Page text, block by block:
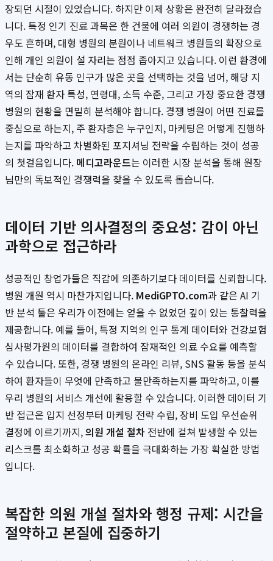
장되던 시절이 있었습니다. 하지만 이제 상황은 완전히 달라졌습
니다. 특정 인기 진료 과목은 한 건물에 여러 의원이 경쟁하는 경
우도 흔하며, 대형 병원의 분원이나 네트워크 병원들의 확장으로
인해 개인 의원이 설 자리는 점점 좁아지고 있습니다. 이런 환경에
서는 단순히 유동 인구가 많은 곳을 선택하는 것을 넘어, 해당 지
역의 잠재 환자 특성, 연령대, 소득 수준, 그리고 가장 중요한 경쟁
병원의 현황을 면밀히 분석해야 합니다. 경쟁 병원이 어떤 진료를
중심으로 하는지, 주 환자층은 누구인지, 마케팅은 어떻게 진행하
는지를 파악하고 차별화된 포지셔닝 전략을 수립하는 것이 성공
의 첫걸음입니다. 메디고라운드는 이러한 시장 분석을 통해 원장
님만의 독보적인 경쟁력을 찾을 수 있도록 돕습니다.
데이터 기반 의사결정의 중요성: 감이 아닌
과학으로 접근하라
성공적인 창업가들은 직감에 의존하기보다 데이터를 신뢰합니다.
병원 개원 역시 마찬가지입니다. MediGPTO.com과 같은 AI 기
반 분석 툴은 우리가 이전에는 얻을 수 없었던 깊이 있는 통찰력을
제공합니다. 예를 들어, 특정 지역의 인구 통계 데이터와 건강보험
심사평가원의 데이터를 결합하여 잠재적인 의료 수요를 예측할
수 있습니다. 또한, 경쟁 병원의 온라인 리뷰, SNS 활동 등을 분석
하여 환자들이 무엇에 만족하고 불만족하는지를 파악하고, 이를
우리 병원의 서비스 개선에 활용할 수 있습니다. 이러한 데이터 기
반 접근은 입지 선정부터 마케팅 전략 수립, 장비 도입 우선순위
결정에 이르기까지,의원 개설 절차 전반에 걸쳐 발생할 수 있는
리스크를 최소화하고 성공 확률을 극대화하는 가장 확실한 방법
입니다.
복잡한 의원 개설 절차와 행정 규제: 시간을
절약하고 본질에 집중하기